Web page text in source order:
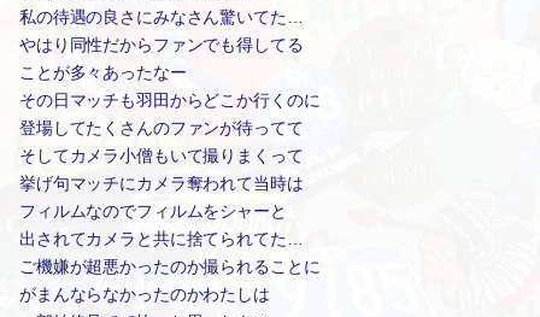
私の待遇の良さにみなさん驚いてた…
やはり同性だからファンでも得してる
ことが多々あったなー
その日マッチも羽田からどこか行くのに
登場してたくさんのファンが待ってて
そしてカメラ小僧もいて撮りまくって
挙げ句マッチにカメラ奪われて当時は
フィルムなのでフィルムをシャーと
出されてカメラと共に捨てられてた…
ご機嫌が超悪かったのか撮られることに
がまんならなかったのかわたしは